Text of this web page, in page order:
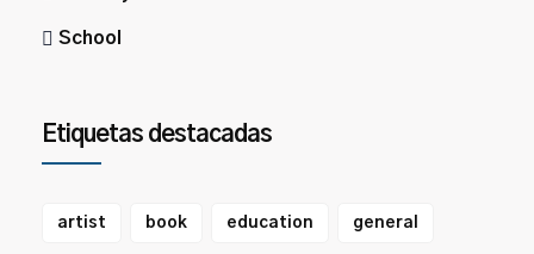
School
Etiquetas destacadas
artist book education general